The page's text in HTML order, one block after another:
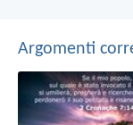
Argomenti